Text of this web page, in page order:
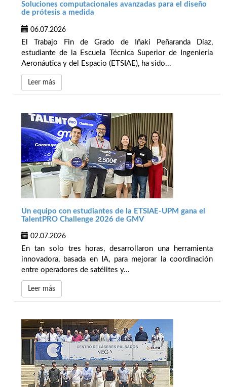
Soluciones computacionales avanzadas para el diseño
de prótesis a medida
06.07.2026
El Trabajo Fin de Grado de Iñaki Peñaranda Díaz,
estudiante de la Escuela Técnica Superior de Ingeniería
Aeronáutica y del Espacio (ETSIAE), ha sido...
Leer más
Un equipo con estudiantes de la ETSIAE-UPM gana el
TalentPRO Challenge 2026 de GMV
02.07.2026
En tan solo tres horas, desarrollaron una herramienta
innovadora, basada en IA, para mejorar la coordinación
entre operadores de satélites y...
Leer más